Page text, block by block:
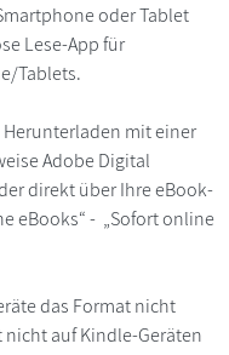
oder Tablet
Lese-App für
Tablets.
Herunterladen mit einer
Adobe Digital
direkt über Ihre eBook-
eBooks“ - „Sofort online
das Format nicht
auf Kindle-Geräten